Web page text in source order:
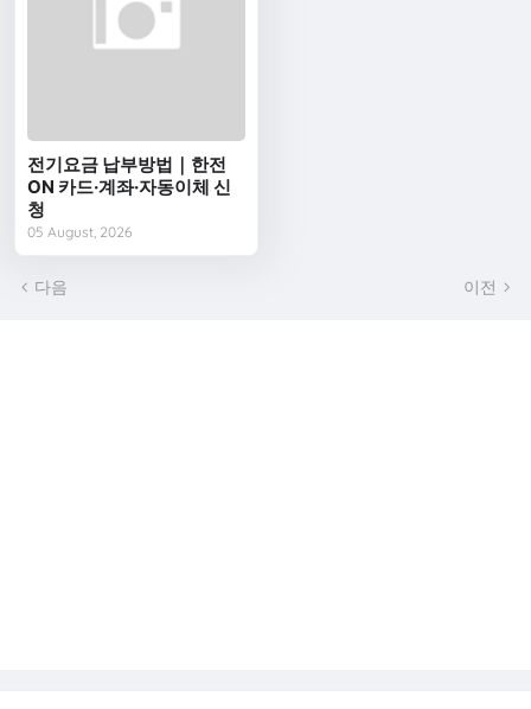
전기요금 납부방법｜한전
ON 카드·계좌·자동이체 신
청
05 August, 2026
다음 이전